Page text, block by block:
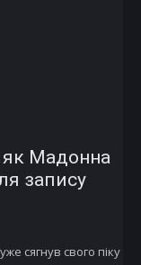
як Мадонна
запису
сягнув свого піку